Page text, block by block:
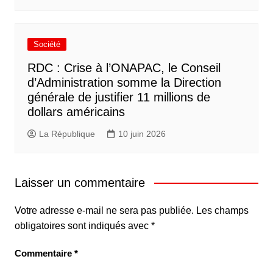
Société
RDC : Crise à l’ONAPAC, le Conseil
d’Administration somme la Direction
générale de justifier 11 millions de
dollars américains
La République 10 juin 2026
Laisser un commentaire
Votre adresse e-mail ne sera pas publiée. Les champs
obligatoires sont indiqués avec *
Commentaire *